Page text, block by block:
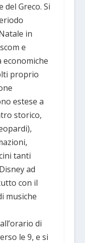
del Greco. Si
in
e
economiche
proprio
estese a
storico,
tanti
ad
con il
musiche
di
le 9, e si